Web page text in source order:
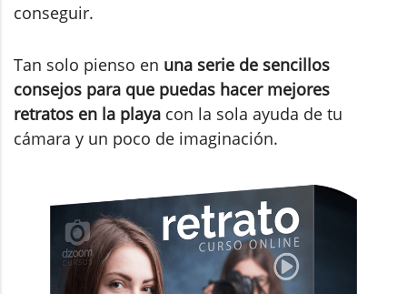
conseguir.
Tan solo pienso en una serie de sencillos
consejos para que puedas hacer mejores
retratos en la playa con la sola ayuda de tu
cámara y un poco de imaginación.